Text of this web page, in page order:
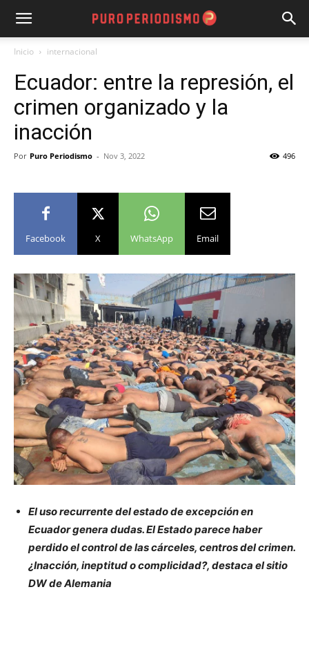
Inicio internacional
Ecuador: entre la represión, el
crimen organizado y la
inacción
Por Puro Periodismo - Nov 3, 2022 496
Facebook X WhatsApp Email
El uso recurrente del estado de excepción en
Ecuador genera dudas. El Estado parece haber
perdido el control de las cárceles, centros del crimen.
¿Inacción, ineptitud o complicidad?, destaca el sitio
DW de Alemania